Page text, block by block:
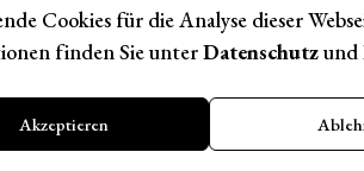
Cookies für die Analyse dieser
finden Sie unterDatenschutzund
Akzeptieren
Datenschutz Impressum X /
X / Twitter